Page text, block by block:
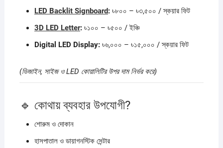
LED Backlit Signboard:৳৮০০ – ৳৩,৫০০ / স্কয়ার ফিট
3D LED Letter:৳১০০ – ৳৫০০ / ইঞ্চি
Digital LED Display:৳৬,০০০ – ৳১৫,০০০ / স্কয়ার ফিট
(ডিজাইন, সাইজ ও LED কোয়ালিটির উপর দাম নির্ভর করে)
🔹 কোথায় ব্যবহার উপযোগী?
শোরুম ও দোকান
হাসপাতাল ও ডায়াগনস্টিক সেন্টার